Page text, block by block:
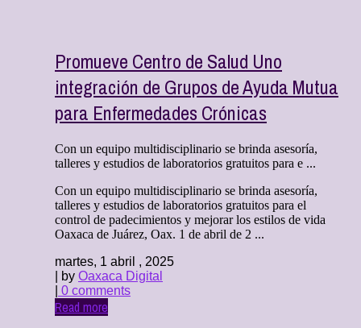
Promueve Centro de Salud Uno
integración de Grupos de Ayuda Mutua
para Enfermedades Crónicas
Con un equipo multidisciplinario se brinda asesoría,
talleres y estudios de laboratorios gratuitos para e ...
Con un equipo multidisciplinario se brinda asesoría,
talleres y estudios de laboratorios gratuitos para el
control de padecimientos y mejorar los estilos de vida
Oaxaca de Juárez, Oax. 1 de abril de 2 ...
martes, 1 abril , 2025
| by Oaxaca Digital
0 comments
Read more